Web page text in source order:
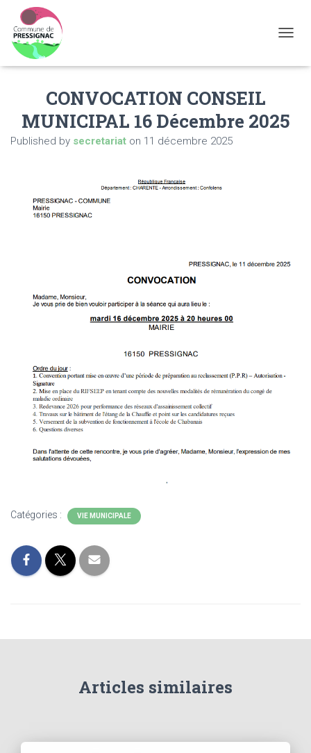
CONVOCATION CONSEIL
MUNICIPAL 16 Décembre 2025
Published by secretariat on 11 décembre 2025
Catégories : VIE MUNICIPALE
Articles similaires